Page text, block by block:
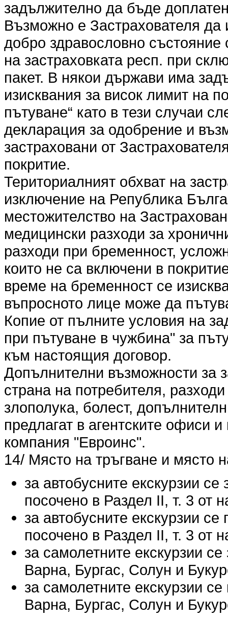
задължително да бъде
Възможно е Застрахователя да
добро здравословно
на застраховката респ. при
пакет. В някои държави има
изисквания за висок лимит на
пътуване“ като в тези случаи
декларация за одобрение и
застраховани от
покритие.
Териториалният обхват на
изключение на Република
местожителство на
медицински разходи за
разходи при бременност,
които не са включени в
време на бременност се
въпросното лице може да
Копие от пълните условия на
при пътуване в чужбина" за
към настоящия договор.
Допълнителни възможности за
страна на потребителя,
злополука, болест,
предлагат в агентските офиси
компания "Евроинс".
14/ Място на тръгване и място
за автобусните екскурзии
посочено в Раздел ІІ, т. 3 от
за автобусните екскурзии
посочено в Раздел ІІ, т. 3 от
за самолетните екскурзии
Варна, Бургас, Солун и
за самолетните екскурзии
Варна, Бургас, Солун и